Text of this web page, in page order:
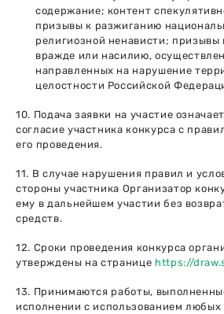
содержание; контент
призывы к разжиганию
религиозной ненависти;
вражде или насилию,
направленных на нарушение
целостности Российской
10. Подача заявки на участие
согласие участника конкурса с
его проведения.
11. В случае нарушения правил и
стороны участника Организатор
ему в дальнейшем участии без
средств.
12. Сроки проведения конкурса
утверждены на странице https://
13. Принимаются работы,
исполнении с использованием любых